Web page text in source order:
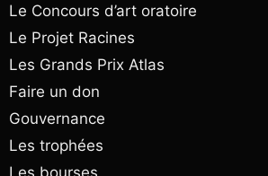
Le Concours d’art oratoire
Le Projet Racines
Les Grands Prix Atlas
Faire un don
Gouvernance
Les trophées
Les bourses